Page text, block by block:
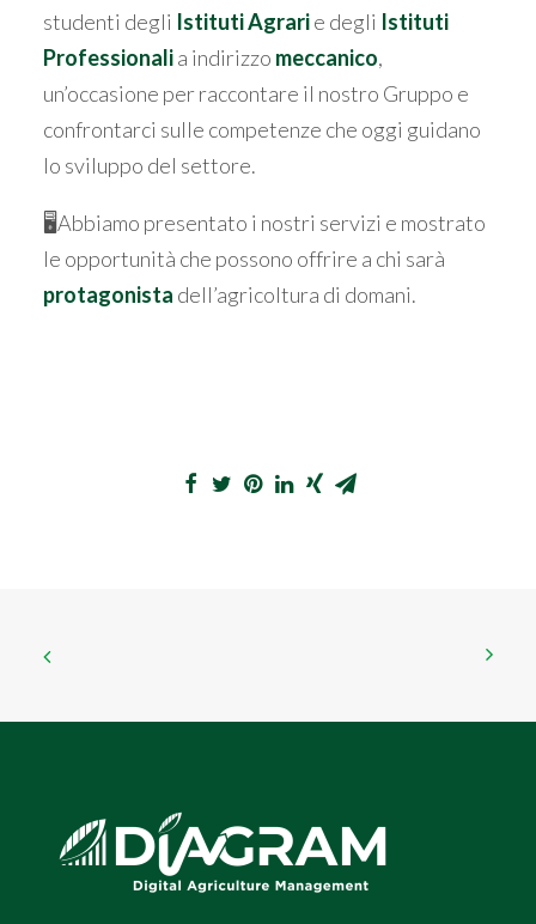
studenti degli Istituti Agrarie degli Istituti
Professionalia indirizzo meccanico,
un’occasione per raccontare il nostro Gruppo e
confrontarci sulle competenze che oggi guidano
lo sviluppo del settore.
🖥️Abbiamo presentato i nostri servizi e mostrato
le opportunità che possono offrire a chi sarà
protagonista dell’agricoltura di domani.